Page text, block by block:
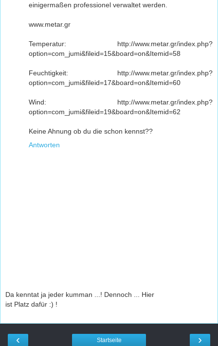
einigermaßen professionel verwaltet werden.
www.metar.gr
Temperatur: http://www.metar.gr/index.php?
option=com_jumi&fileid=15&board=on&Itemid=58
Feuchtigkeit: http://www.metar.gr/index.php?
option=com_jumi&fileid=17&board=on&Itemid=60
Wind: http://www.metar.gr/index.php?
option=com_jumi&fileid=19&board=on&Itemid=62
Keine Ahnung ob du die schon kennst??
Antworten
Da kenntat ja jeder kumman ...! Dennoch ... Hier
ist Platz dafür :) !
‹ ›
Startseite